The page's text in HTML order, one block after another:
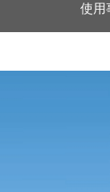
使用